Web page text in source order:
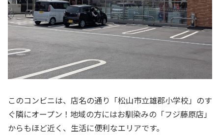
このコンビニは、店名の通り「松山市立雄郡小学校」のす
ぐ隣にオープン！地域の方にはお馴染みの「フジ藤原店」
からもほど近く、生活に便利なエリアです。